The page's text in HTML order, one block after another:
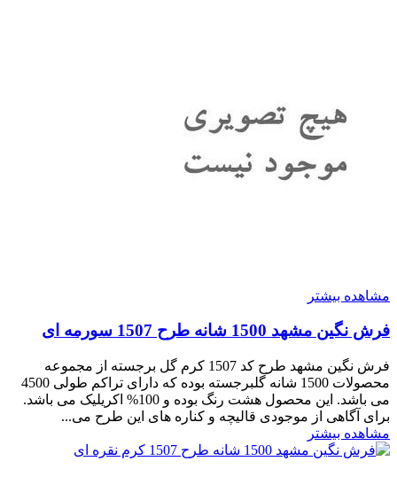
مشاهده بیشتر
فرش نگین مشهد 1500 شانه طرح 1507 سورمه ای
فرش نگین مشهد طرح کد 1507 کرم گل برجسته از مجموعه
محصولات 1500 شانه گلبرجسته بوده که دارای تراکم طولی 4500
می باشد. این محصول هشت رنگ بوده و 100% اکریلیک می باشد.
برای آگاهی از موجودی قالیچه و کناره های این طرح می...
مشاهده بیشتر